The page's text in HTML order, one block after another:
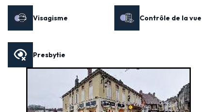
Visagisme Contrôle de la vue
Presbytie